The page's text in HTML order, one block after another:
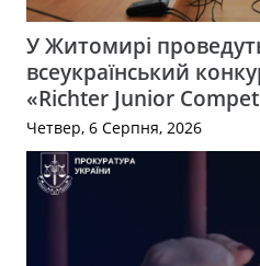
У Житомирі
всеукраїнський
«Richter Junior
Четвер, 6 Серпня, 2026